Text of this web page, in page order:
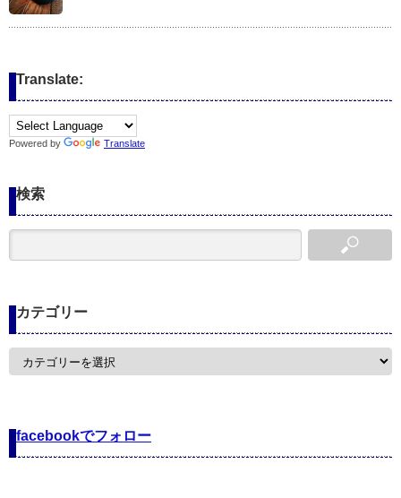
Translate:
Powered by Translate
検索
カテゴリー
カ
facebookでフォロー